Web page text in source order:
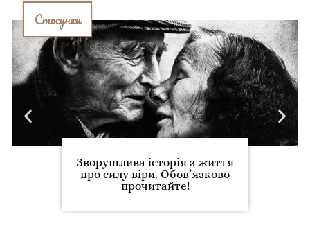
Стосунки
Зворушлива історія з життя
про силу віри. Обов’язково
прочитайте!